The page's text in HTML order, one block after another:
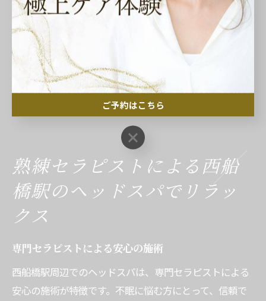
す。また、「定期的な施術で不眠が改善された」といっ
た具体的な効果を感じた方も少なくありません。口コミ
を参照することで、初めての方でも安心して試せます
し、自分に合った施術を見つける手助けとなるでしょ
う。実際に体験した人々の声を参考にしながら、自分自
身の睡眠改善に向けて一歩を踏み出してみましょう。
熟練セラピストによる西船
橋駅のヘッドスパでリラッ
クス
専門セラピストによる安心の施術
西船橋駅周辺でのヘッドスパは、専門セラピストによる
安心の施術が特徴です。不眠に悩む方にとって、信頼で
ご予約はこちら
ご予約はこちら